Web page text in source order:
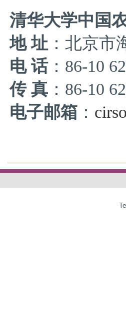
清华大学中国
地 址 ：北京
电 话：86-10
传 真 ：86-10
电子邮箱 ：